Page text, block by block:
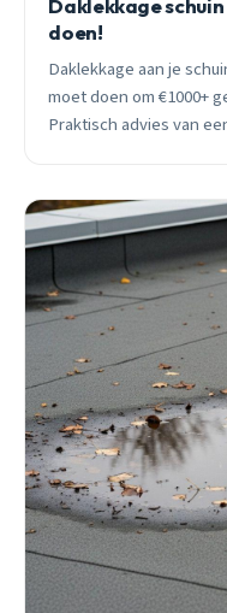
Daklekkage
doen!
Daklekkage aan je
moet doen om €1000+
Praktisch advies van